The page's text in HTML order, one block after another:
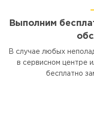
Выполним
В случае любых
в сервисном центре
бесплатно